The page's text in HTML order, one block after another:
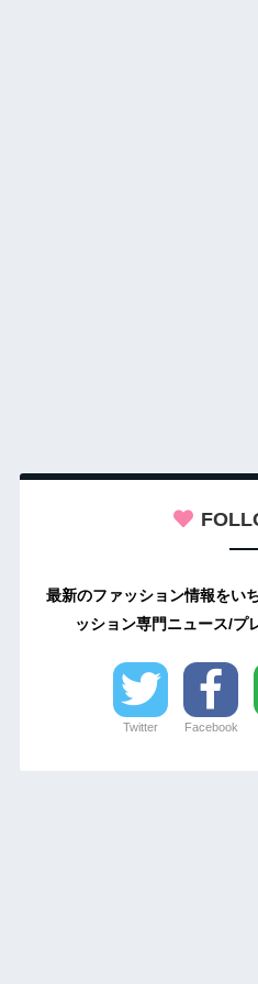
最新のファッション情報をい
ッション専門ニュース/プ
Twitter Facebook